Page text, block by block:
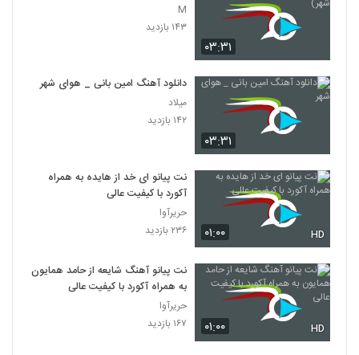
۰۳:۳۱
M
۱۴۳ بازدید
۰۳:۳۱
دانلود آهنگ امین بانی _ هوای شهر
میلاد
۱۴۲ بازدید
۰۱:۰۰ HD
نت پیانو ای خد از هایده به همراه
آکورد با کیفیت عالی
حریرآوا
۲۳۶ بازدید
۰۱:۰۰ HD
نت پیانو آهنگ شایعه از حامد همایون
به همراه آکورد با کیفیت عالی
حریرآوا
۱۶۷ بازدید